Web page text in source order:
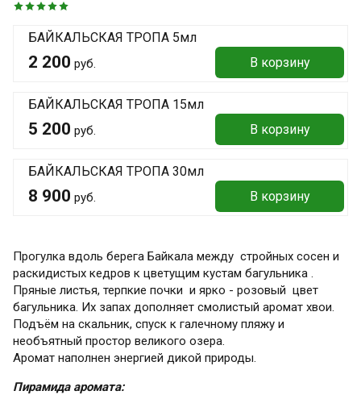
БАЙКАЛЬСКАЯ ТРОПА 5мл
2 200 руб. В корзину
БАЙКАЛЬСКАЯ ТРОПА 15мл
5 200 руб. В корзину
БАЙКАЛЬСКАЯ ТРОПА 30мл
8 900 руб. В корзину
Прогулка вдоль берега Байкала между стройных сосен и
раскидистых кедров к цветущим кустам багульника .
Пряные листья, терпкие почки и ярко - розовый цвет
багульника. Их запах дополняет смолистый аромат хвои.
Подъём на скальник, спуск к галечному пляжу и
необъятный простор великого озера.
Аромат наполнен энергией дикой природы.
Пирамида аромата: